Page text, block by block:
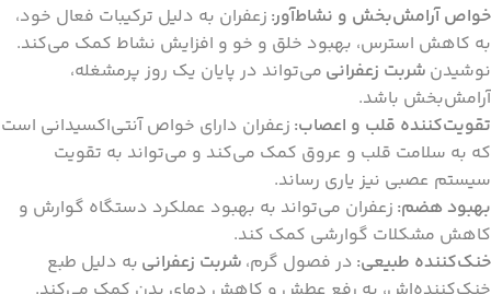
خواص آرامش‌بخش و نشاط‌آور: زعفران به دلیل ترکیبات فعال خود،
به کاهش استرس، بهبود خلق و خو و افزایش نشاط کمک می‌کند.
نوشیدن شربت زعفرانی می‌تواند در پایان یک روز پرمشغله،
آرامش‌بخش باشد.
تقویت‌کننده قلب و اعصاب: زعفران دارای خواص آنتی‌اکسیدانی است
که به سلامت قلب و عروق کمک می‌کند و می‌تواند به تقویت
سیستم عصبی نیز یاری رساند.
بهبود هضم: زعفران می‌تواند به بهبود عملکرد دستگاه گوارش و
کاهش مشکلات گوارشی کمک کند.
خنک‌کننده طبیعی: در فصول گرم، شربت زعفرانی به دلیل طبع